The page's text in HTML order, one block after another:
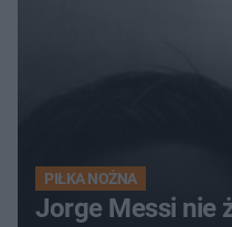
PIŁKA NOŻNA
Jorge Messi nie